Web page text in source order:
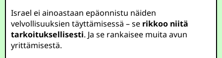
Israel ei ainoastaan epäonnistu näiden
velvollisuuksien täyttämisessä – se rikkoo niitä
tarkoituksellisesti. Ja se rankaisee muita avun
yrittämisestä.